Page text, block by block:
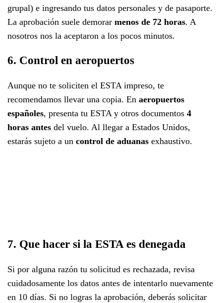
grupal) e ingresando tus datos personales y de pasaporte.
La aprobación suele demorar menos de 72 horas. A
nosotros nos la aceptaron a los pocos minutos.
6. Control en aeropuertos
Aunque no te soliciten el ESTA impreso, te
recomendamos llevar una copia. En aeropuertos
españoles, presenta tu ESTA y otros documentos 4
horas antes del vuelo. Al llegar a Estados Unidos,
estarás sujeto a un control de aduanas exhaustivo.
7. Que hacer si la ESTA es denegada
Si por alguna razón tu solicitud es rechazada, revisa
cuidadosamente los datos antes de intentarlo nuevamente
en 10 días. Si no logras la aprobación, deberás solicitar